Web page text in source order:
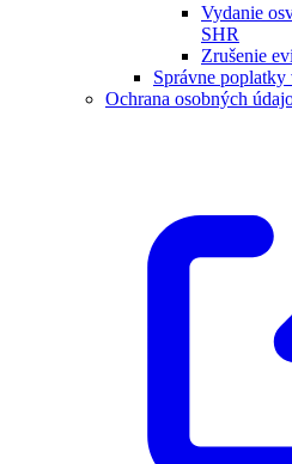
Vydanie
SHR
Zrušenie
Správne poplatky
Ochrana osobných